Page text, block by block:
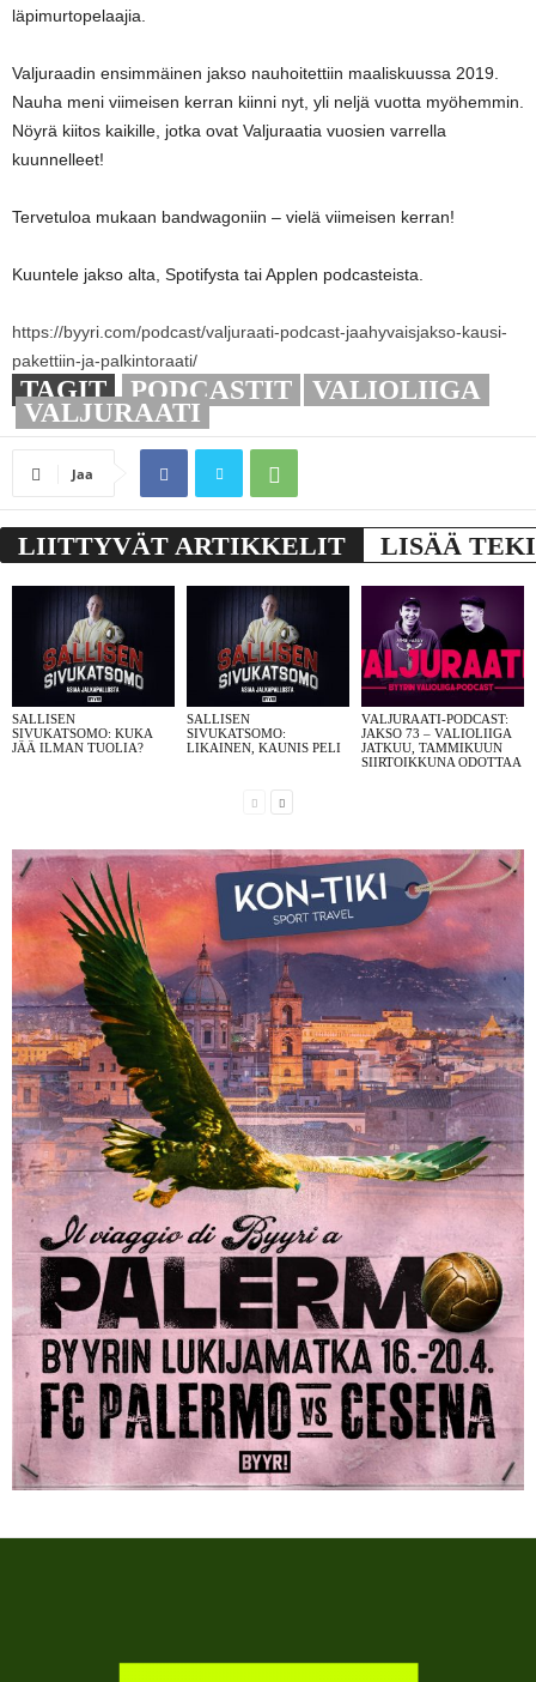
läpimurtopelaajia.
Valjuraadin ensimmäinen jakso nauhoitettiin maaliskuussa 2019.
Nauha meni viimeisen kerran kiinni nyt, yli neljä vuotta myöhemmin.
Nöyrä kiitos kaikille, jotka ovat Valjuraatia vuosien varrella
kuunnelleet!
Tervetuloa mukaan bandwagoniin – vielä viimeisen kerran!
Kuuntele jakso alta, Spotifysta tai Applen podcasteista.
https://byyri.com/podcast/valjuraati-podcast-jaahyvaisjakso-kausi-
pakettiin-ja-palkintoraati/
TAGIT PODCASTIT VALIOLIIGA
VALJURAATI
Jaa
LIITTYVÄT ARTIKKELIT LISÄÄ
SALLISEN
SIVUKATSOMO: KUKA
JÄÄ ILMAN TUOLIA?
SALLISEN
SIVUKATSOMO:
LIKAINEN, KAUNIS PELI
VALJURAATI-PODCAST:
JAKSO 73 – VALIOLIIGA
JATKUU, TAMMIKUUN
SIIRTOIKKUNA ODOTTAA